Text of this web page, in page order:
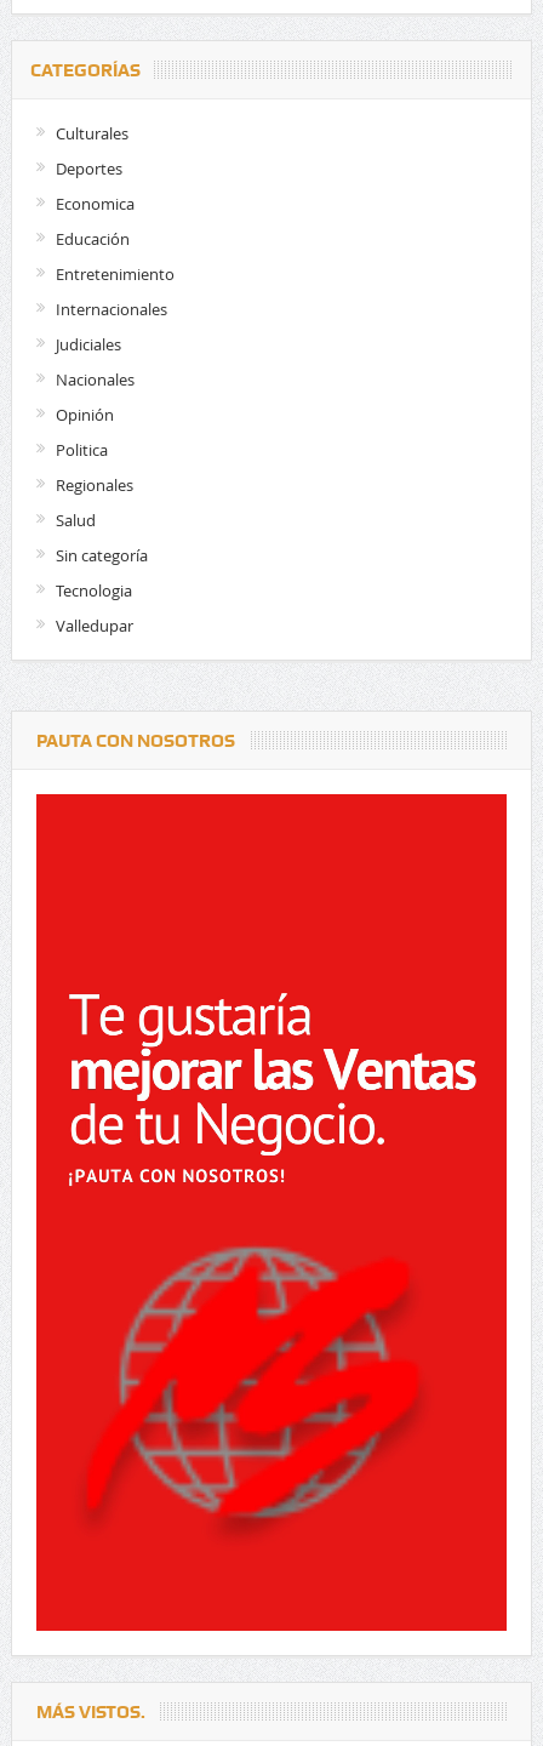
CATEGORÍAS
Culturales
Deportes
Economica
Educación
Entretenimiento
Internacionales
Judiciales
Nacionales
Opinión
Politica
Regionales
Salud
Sin categoría
Tecnologia
Valledupar
PAUTA CON NOSOTROS
MÁS VISTOS.